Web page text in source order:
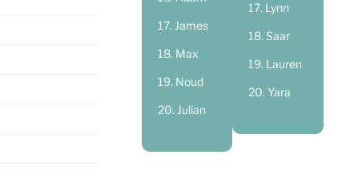
James
Max
Noud
Julian
Lynn
Saar
Lauren
Yara